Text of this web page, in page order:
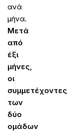
ανά
μήνα.
Μετά
από
έξι
μήνες,
οι
συμμετέχοντες
των
δύο
ομάδων